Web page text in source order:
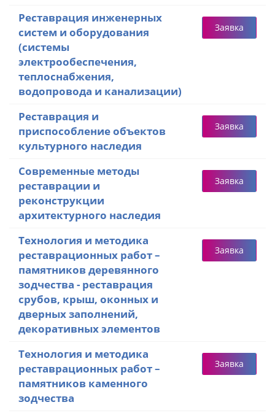
Реставрация инженерных
систем и оборудования
(системы
электрообеспечения,
теплоснабжения,
водопровода и канализации)
Заявка
Реставрация и
приспособление объектов
культурного наследия
Заявка
Современные методы
реставрации и
реконструкции
архитектурного наследия
Заявка
Технология и методика
реставрационных работ –
памятников деревянного
зодчества - реставрация
срубов, крыш, оконных и
дверных заполнений,
декоративных элементов
Заявка
Технология и методика
реставрационных работ –
памятников каменного
зодчества
Заявка